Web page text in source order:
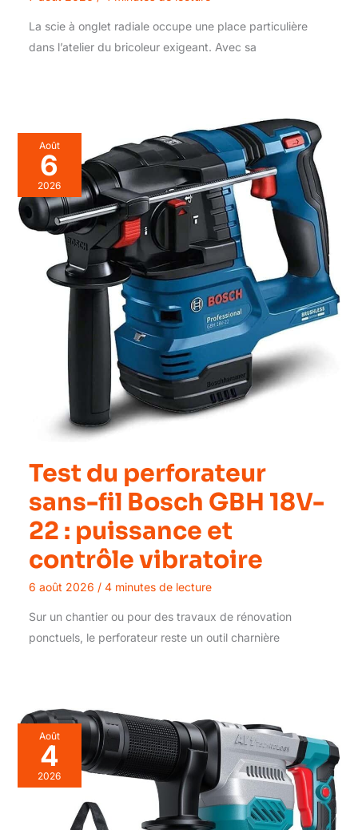
La scie à onglet radiale occupe une place particulière
dans l’atelier du bricoleur exigeant. Avec sa
Août
6
2026
Test du perforateur
sans-fil Bosch GBH 18V-
22 : puissance et
contrôle vibratoire
6 août 2026 / 4 minutes de lecture
Sur un chantier ou pour des travaux de rénovation
ponctuels, le perforateur reste un outil charnière
Août
4
2026